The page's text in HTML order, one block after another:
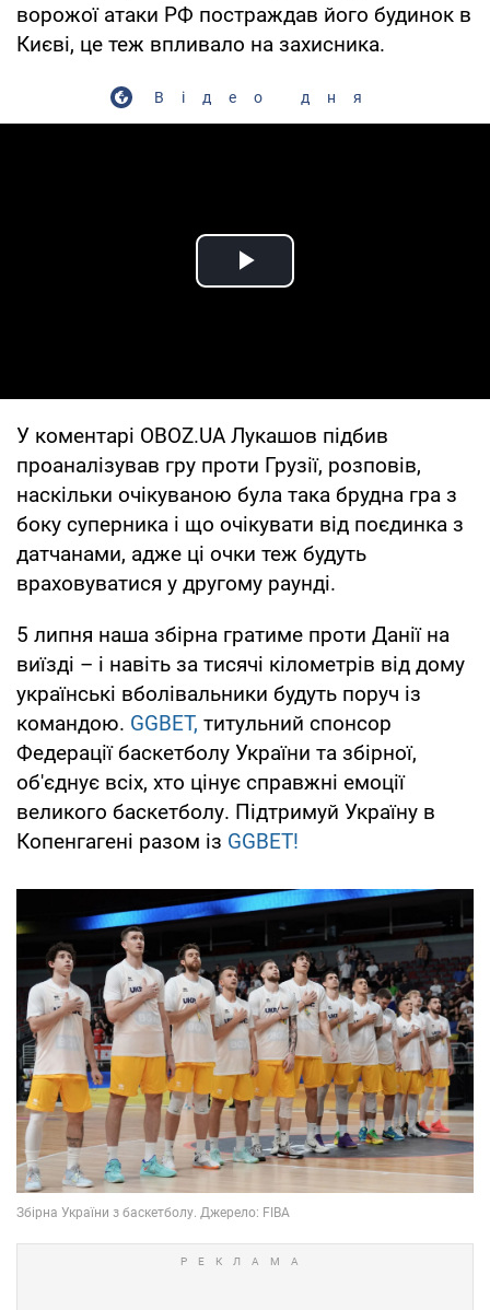
ворожої атаки РФ постраждав його будинок в
Києві, це теж впливало на захисника.
Відео дня
Play Video
У коментарі OBOZ.UA Лукашов підбив
проаналізував гру проти Грузії, розповів,
наскільки очікуваною була така брудна гра з
боку суперника і що очікувати від поєдинка з
датчанами, адже ці очки теж будуть
враховуватися у другому раунді.
5 липня наша збірна гратиме проти Данії на
виїзді – і навіть за тисячі кілометрів від дому
українські вболівальники будуть поруч із
командою. GGBET, титульний спонсор
Федерації баскетболу України та збірної,
об'єднує всіх, хто цінує справжні емоції
великого баскетболу. Підтримуй Україну в
Копенгагені разом із GGBET!